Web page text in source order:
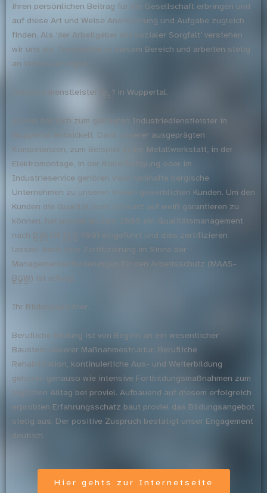
ihren persönlichen Beitrag für die Gesellschaft erbringen und
auf diese Art und Weise Anerkennung und Aufgabe zugleich
finden. Als ‘der Arbeitgeber mit sozialer Sorgfalt’ verstehen
wir uns als Trendsetter in diesem Bereich und arbeiten stetig
an Verbesserungen.
Industriedienstleister Nr. 1 in Wuppertal.
proviel hat sich zum gefragten Industriedienstleister in
Wuppertal entwickelt. Dank unserer ausgeprägten
Kompetenzen, zum Beispiel in der Metallwerkstatt, in der
Elektromontage, in der Rollerfertigung oder im
Industrieservice gehören viele namhafte bergische
Unternehmen zu unseren treuen gewerblichen Kunden. Um den
Kunden die Qualität auch schwarz auf weiß garantieren zu
können, hat proviel im Jahr 2005 ein Qualitätsmanagement
nach DIN
9001 eingeführt und dies zertifizieren
lassen. Auch eine Zertifizierung im Sinne der
Managementanforderungen für den Arbeitsschutz (MAAS-
BGW) ist erfolgt.
Ihr Bildungspartner.
Berufliche Bildung ist von Beginn an ein wesentlicher
Baustein unserer Maßnahmestruktur. Berufliche
Rehabilitation, kontinuierliche Aus- und Weiterbildung
gehören genauso wie intensive Fortbildungsmaßnahmen zum
täglichen Alltag bei proviel. Aufbauend auf diesem erfolgreich
erprobten Erfahrungsschatz baut proviel das Bildungsangebot
stetig aus. Der positive Zuspruch bestätigt unser Engagement
deutlich.
Hier gehts zur Internetseite